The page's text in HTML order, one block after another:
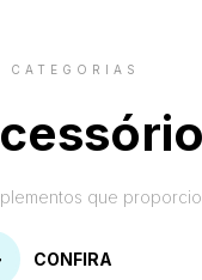
CATEGORIAS
que
CONFIRA